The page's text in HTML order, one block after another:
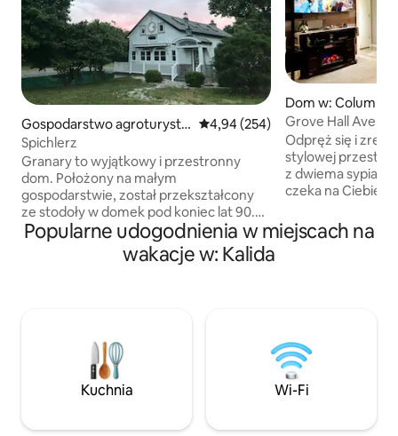
Gospodarstwo agroturysty
czne w: Ottawa
Średnia ocena: 4,94 na 5, liczba
4,94 (254)
Spichlerz
Granary to wyjątkowy i przestronny
dom. Położony na małym
gospodarstwie, został przekształcony
ze stodoły w domek pod koniec lat 90.
Zwierzęta są mile widziane (za opłatą), a
nasz pies i koty mogą wpaść z wizytą.
Idealne dla rodzin odwiedzających dom
zasadami Airbnb. **WAŻNE: 1 łóżko typu
queen size na pierwszym piętrze.
Pozostałe łóżka znajdują się na
otwartych antresolach widocznych dla
pomocą bardzo STROMYCH schodów.
Dom w:
Grove Hall
Ohio
Odpręż się i
stylowej
z dwiema
czeka na Ciebie,
Wygodny,
w spokojnej,
Wspaniała
sprawią, że
Właściciel nie
mieszkania
Popularne udogodnienia w miejscach na
wakacje w: Kalida
Kuchnia Wi-Fi